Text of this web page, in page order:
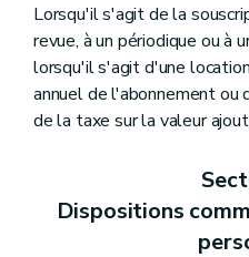
Lorsqu'il s'agit de la
revue, à un périodique ou à
lorsqu'il s'agit d'une
annuel de l'abonnement ou
de la taxe sur la valeur
Dispositions